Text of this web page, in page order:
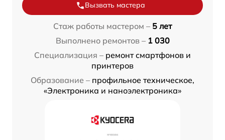
Вызвать мастера
Стаж работы мастером – 5 лет
Выполнено ремонтов – 1 030
Специализация – ремонт смартфонов и
принтеров
Образование – профильное техническое,
«Электроника и наноэлектроника»